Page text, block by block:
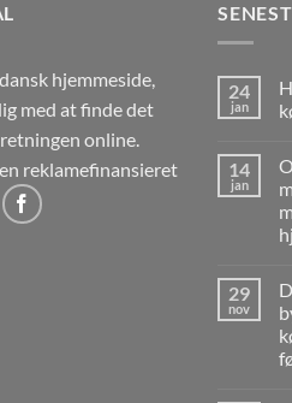
hjemmeside,
med at finde det
online.
reklamefinansieret
24
jan
til
før
14
jan
til
–
29
nov